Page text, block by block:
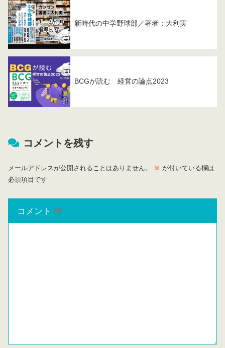
新時代の中学野球部／著者：大利実
BCGが読む 経営の論点2023
コメントを残す
メールアドレスが公開されることはありません。 ※ が付いている欄は
必須項目です
コメント ※